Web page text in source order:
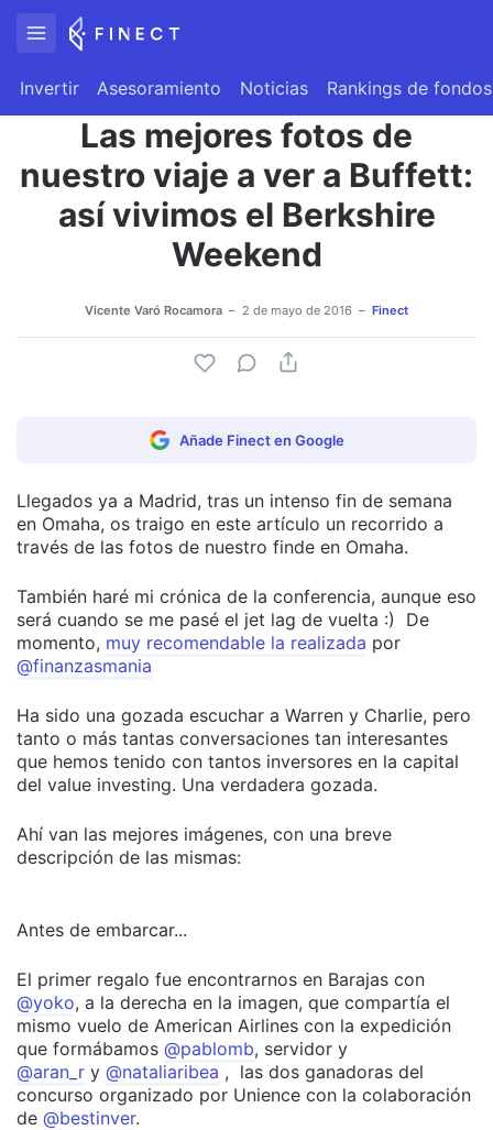
Invertir Asesoramiento Noticias Rankings de fondos
Las mejores fotos de
nuestro viaje a ver a Buffett:
así vivimos el Berkshire
Weekend
Vicente Varó Rocamora 2 de mayo de 2016 Finect
Añade Finect en Google
Llegados ya a Madrid, tras un intenso fin de semana
en Omaha, os traigo en este artículo un recorrido a
través de las fotos de nuestro finde en Omaha.
También haré mi crónica de la conferencia, aunque eso
será cuando se me pasé el jet lag de vuelta :) De
momento, muy recomendable la realizada por
@finanzasmania
Ha sido una gozada escuchar a Warren y Charlie, pero
tanto o más tantas conversaciones tan interesantes
que hemos tenido con tantos inversores en la capital
del value investing. Una verdadera gozada.
Ahí van las mejores imágenes, con una breve
descripción de las mismas:
Antes de embarcar...
El primer regalo fue encontrarnos en Barajas con
@yoko, a la derecha en la imagen, que compartía el
mismo vuelo de American Airlines con la expedición
que formábamos @pablomb, servidor y
@aran_r y @nataliaribea , las dos ganadoras del
concurso organizado por Unience con la colaboración
de @bestinver.